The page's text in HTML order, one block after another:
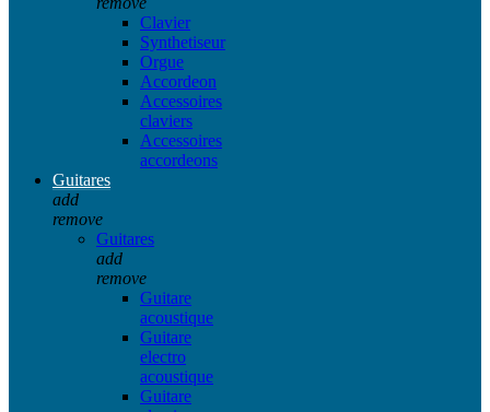
Clavier
Synthetiseur
Orgue
Accordeon
Accessoires
claviers
Accessoires
accordeons
Guitares
add
remove
Guitares
add
remove
Guitare
acoustique
Guitare
electro
acoustique
Guitare